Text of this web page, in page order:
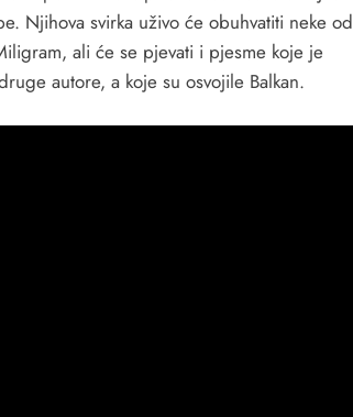
Njihova svirka uživo će obuhvatiti neke od
ali će se pjevati i pjesme koje je
autore, a koje su osvojile Balkan.